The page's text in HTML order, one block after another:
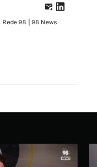
Rede 98 | 98 News